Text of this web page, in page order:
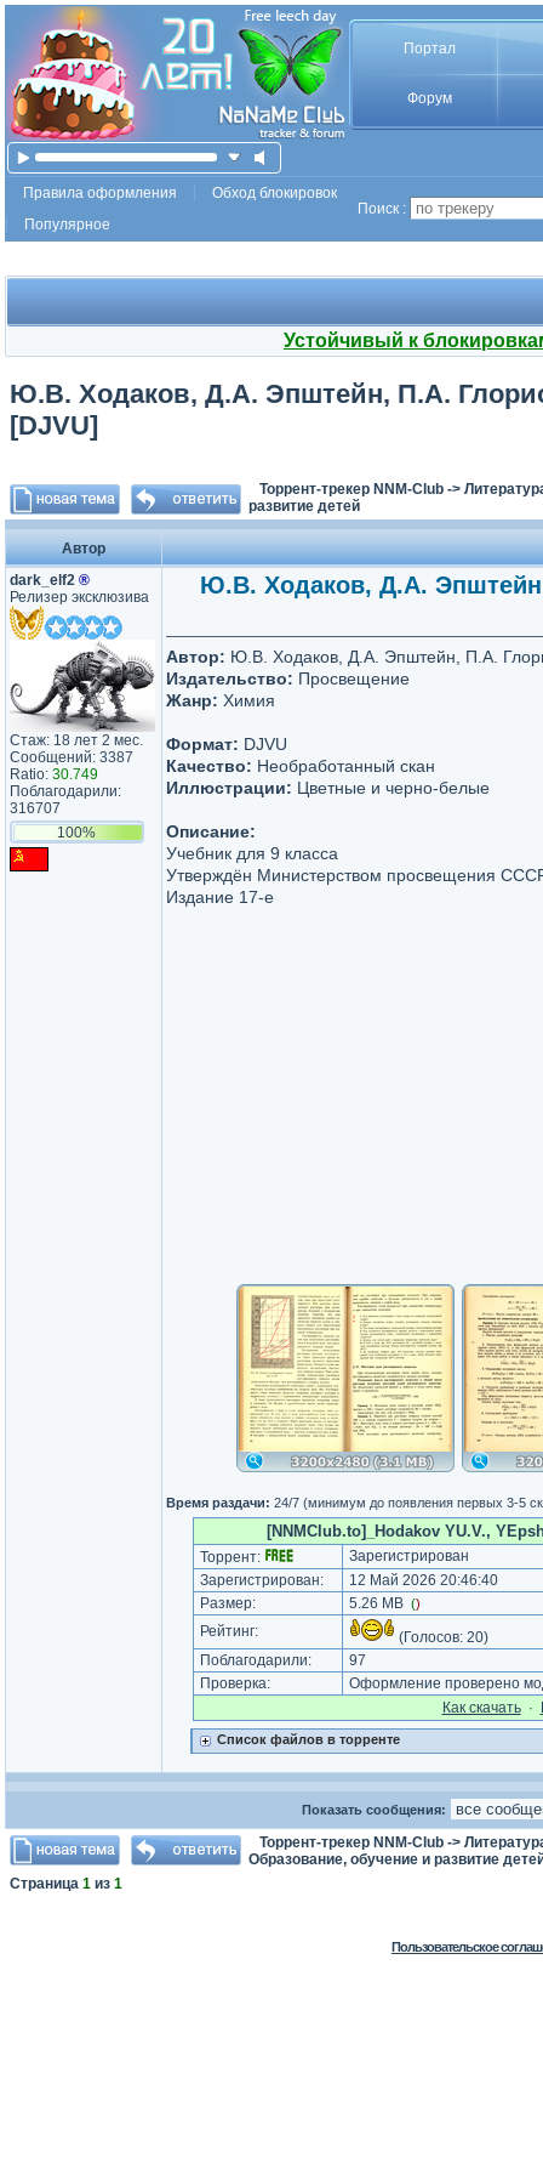
Портал
Форум
Правила оформления
Обход блокировок
Популярное
Поиск :
Устойчивый к
Ю.В. Ходаков, Д.А. Эпштейн, П.А.
[DJVU]
Торрент-трекер NNM-Club ->
развитие детей
Автор
dark_elf2 ®
Релизер эксклюзива
Стаж: 18 лет 2 мес.
Сообщений: 3387
Ratio: 30.749
Поблагодарили:
316707
100%
Ю.В. Ходаков, Д.А. Эпштейн,
Автор: Ю.В. Ходаков, Д.А. Эпштейн, П.А.
Издательство: Просвещение
Жанр: Химия
Формат: DJVU
Качество: Необработанный скан
Иллюстрации: Цветные и черно-белые
Описание:
Учебник для 9 класса
Утверждён Министерством просвещения
Издание 17-е
Время раздачи: 24/7 (минимум до появления первых 3-5
[NNMClub.to]_Hodakov YU.V.,
Торрент:
Зарегистрирован
Зарегистрирован:
12 Май 2026 20:46:40
Размер:
5.26 MB ()
Рейтинг: (Голосов: 20)
Поблагодарили:
97
Проверка:
Оформление проверено
Как cкачать·
Список файлов в торренте
Показать сообщения:
Торрент-трекер NNM-Club ->
Образование, обучение и развитие
Страница 1 из 1
Пользовательское